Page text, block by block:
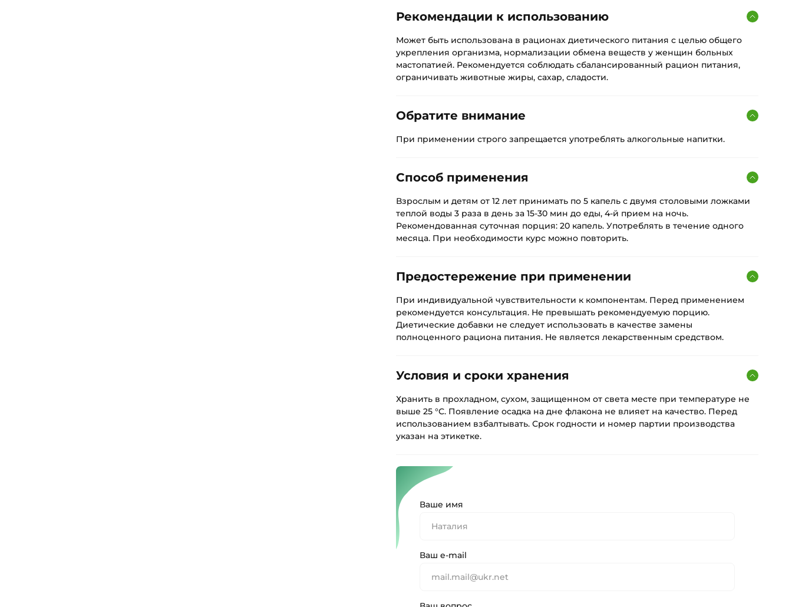
Рекомендации к использованию
Может быть использована в рационах диетического питания с целью общего
укрепления организма, нормализации обмена веществ у женщин больных
мастопатией. Рекомендуется соблюдать сбалансированный рацион питания,
ограничивать животные жиры, сахар, сладости.
Обратите внимание
При применении строго запрещается употреблять алкогольные напитки.
Способ применения
Взрослым и детям от 12 лет принимать по 5 капель с двумя столовыми ложками
теплой воды 3 раза в день за 15-30 мин до еды, 4-й прием на ночь.
Рекомендованная суточная порция: 20 капель. Употреблять в течение одного
месяца. При необходимости курс можно повторить.
Предостережение при применении
При индивидуальной чувствительности к компонентам. Перед применением
рекомендуется консультация. Не превышать рекомендуемую порцию.
Диетические добавки не следует использовать в качестве замены
полноценного рациона питания. Не является лекарственным средством.
Условия и сроки хранения
Хранить в прохладном, сухом, защищенном от света месте при температуре не
выше 25 °С. Появление осадка на дне флакона не влияет на качество. Перед
использованием взбалтывать. Срок годности и номер партии производства
указан на этикетке.
Ваше имя
Ваш e-mail